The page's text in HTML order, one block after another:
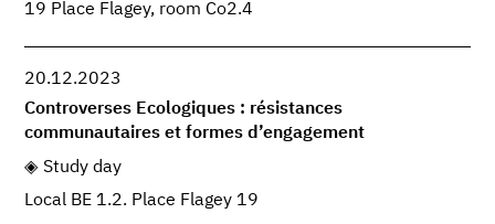
19 Place Flagey, room Co2.4
20.12.2023
Controverses Ecologiques : résistances
communautaires et formes d’engagement
Study day
Local BE 1.2. Place Flagey 19